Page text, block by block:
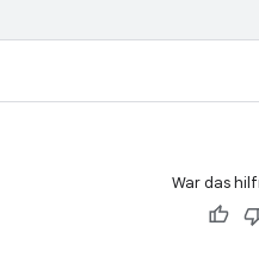
War das